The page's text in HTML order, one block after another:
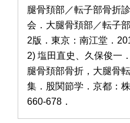
腿骨頚部／転子部骨折
会．大腿骨頚部／転子
2版．東京：南江堂．
2) 塩田直史、久保俊一
腿骨頚部骨折，大腿骨
集．股関節学．京都：
660-678．